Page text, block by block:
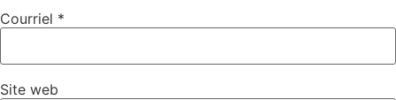
Courriel *
Site web